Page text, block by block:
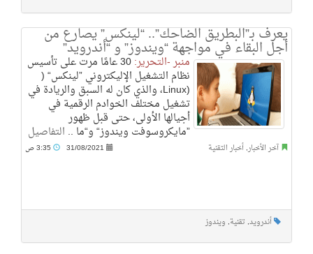
يعرف بـ”البطريق الضاحك”.. “لينكس” يصارع من
أجل البقاء في مواجهة “ويندوز” و “أندرويد”
منبر -التحرير: 30 عامًا مرت على تأسيس
نظام التشغيل الإليكتروني ”لينكس“ (
(Linux، والذي كان له السبق والريادة في
تشغيل مختلف الخوادم الرقمية في
أجيالها الأولى، حتى قبل ظهور
”مايكروسوفت ويندوز“ و“ما .. التفاصيل
آخر الأخبار, أخبار التقنية 31/08/2021
أندرويد, تقنية, ويندوز